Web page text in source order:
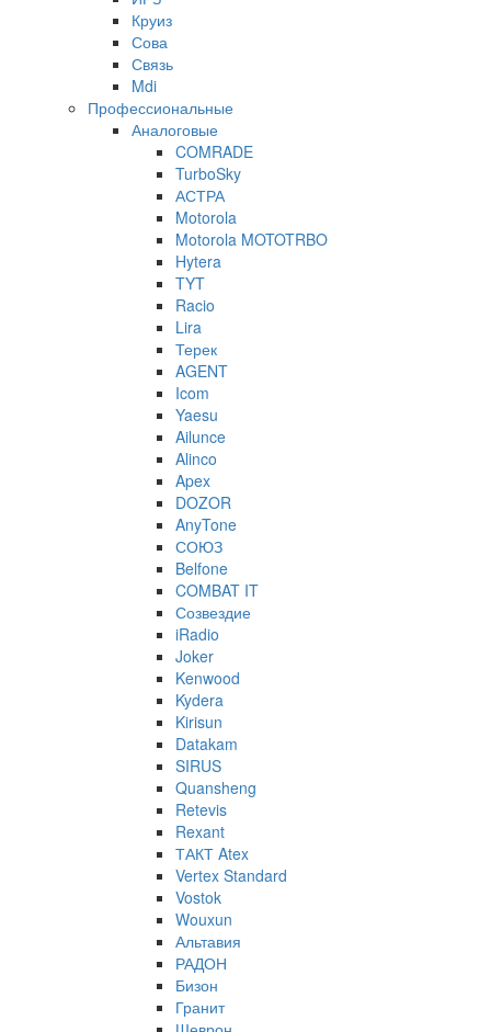
Круиз
Сова
Связь
Mdi
Профессиональные
Аналоговые
COMRADE
TurboSky
АСТРА
Motorola
Motorola MOTOTRBO
Hytera
TYT
Racio
Lira
Терек
AGENT
Icom
Yaesu
Ailunce
Alinco
Apex
DOZOR
AnyTone
СОЮЗ
Belfone
COMBAT IT
Созвездие
iRadio
Joker
Kenwood
Kydera
Kirisun
Datakam
SIRUS
Quansheng
Retevis
Rexant
ТАКТ Atex
Vertex Standard
Vostok
Wouxun
Альтавия
РАДОН
Бизон
Гранит